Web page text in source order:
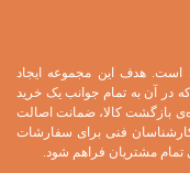
است. هدف این مجموعه ایجاد
در آن به تمام جوانب یک خرید
شده باشد. در همین راستا ضمانت 7 روزه‌ی بازگشت کالا، ضمانت اصالت
فنی برای سفارشات
تمام مشتریان فراهم شود.